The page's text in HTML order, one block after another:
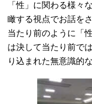
「性」に関わる様々
瞰する視点でお話を
当たり前のように「
は決して当たり前で
り込まれた無意識的